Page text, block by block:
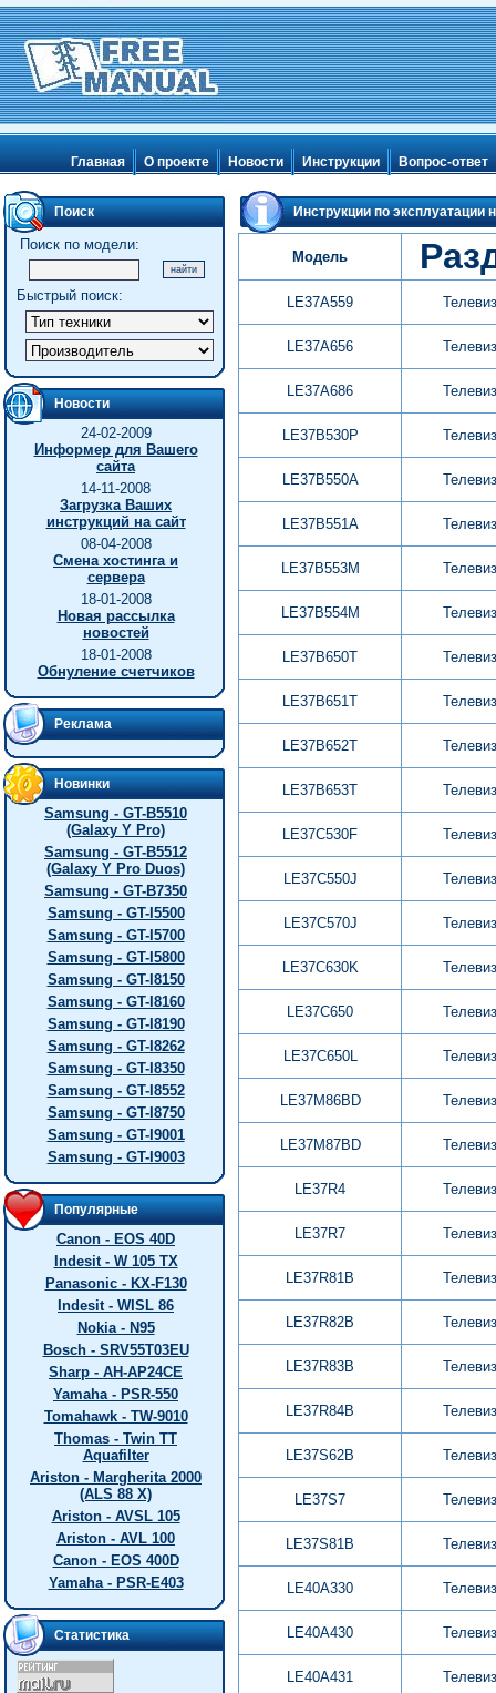
Главная О проекте Новости Инструкции Вопрос-ответ
Поиск
Поиск по модели:
Быстрый поиск:
Новости
24-02-2009
Информер для Вашего
сайта
14-11-2008
Загрузка Ваших
инструкций на сайт
08-04-2008
Смена хостинга и
сервера
18-01-2008
Новая рассылка
новостей
18-01-2008
Обнуление счетчиков
Реклама
Новинки
Samsung - GT-B5510
(Galaxy Y Pro)
Samsung - GT-B5512
(Galaxy Y Pro Duos)
Samsung - GT-B7350
Samsung - GT-I5500
Samsung - GT-I5700
Samsung - GT-I5800
Samsung - GT-I8150
Samsung - GT-I8160
Samsung - GT-I8190
Samsung - GT-I8262
Samsung - GT-I8350
Samsung - GT-I8552
Samsung - GT-I8750
Samsung - GT-I9001
Samsung - GT-I9003
Популярные
Canon - EOS 40D
Indesit - W 105 TX
Panasonic - KX-F130
Indesit - WISL 86
Nokia - N95
Bosch - SRV55T03EU
Sharp - AH-AP24CE
Yamaha - PSR-550
Tomahawk - TW-9010
Thomas - Twin TT
Aquafilter
Ariston - Margherita 2000
(ALS 88 X)
Ariston - AVSL 105
Ariston - AVL 100
Canon - EOS 400D
Yamaha - PSR-E403
Статистика
Инструкции по эксплуатации
Модель
LE37A559
LE37A656
LE37A686
LE37B530P
LE37B550A
LE37B551A
LE37B553M
LE37B554M
LE37B650T
LE37B651T
LE37B652T
LE37B653T
LE37C530F
LE37C550J
LE37C570J
LE37C630K
LE37C650
LE37C650L
LE37M86BD
LE37M87BD
LE37R4
LE37R7
LE37R81B
LE37R82B
LE37R83B
LE37R84B
LE37S62B
LE37S7
LE37S81B
LE40A330
LE40A430
LE40A431